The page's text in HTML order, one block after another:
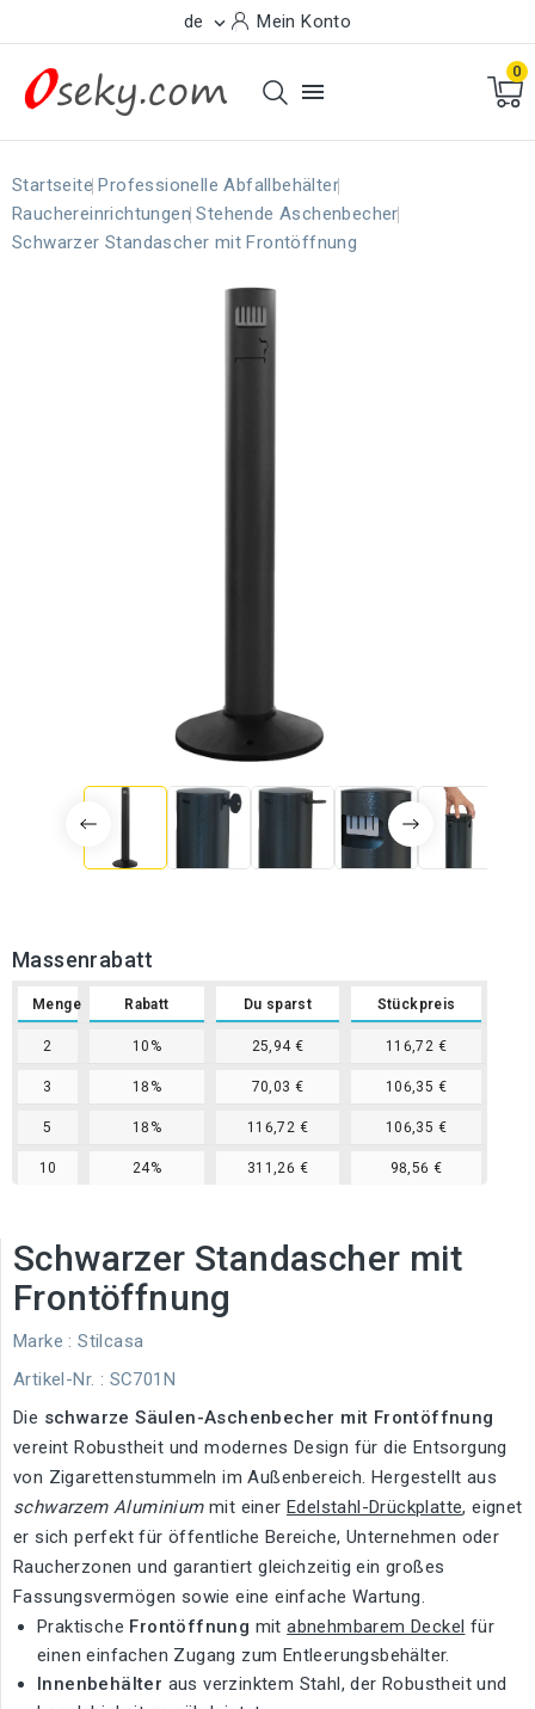
de  Mein Konto

0
Startseite Professionelle Abfallbehälter
Rauchereinrichtungen Stehende Aschenbecher
Schwarzer Standascher mit Frontöffnung
Massenrabatt
Menge Rabatt Du sparst Stückpreis
2 10% 25,94 € 116,72 €
3 18% 70,03 € 106,35 €
5 18% 116,72 € 106,35 €
10 24% 311,26 € 98,56 €
Schwarzer Standascher mit
Frontöffnung
Marke : Stilcasa
Artikel-Nr. : SC701N
Die schwarze Säulen-Aschenbecher mit Frontöffnung
vereint Robustheit und modernes Design für die Entsorgung
von Zigarettenstummeln im Außenbereich. Hergestellt aus
schwarzem Aluminiummit einerEdelstahl-Drückplatte, eignet
er sich perfekt für öffentliche Bereiche, Unternehmen oder
Raucherzonen und garantiert gleichzeitig ein großes
Fassungsvermögen sowie eine einfache Wartung.
Praktische Frontöffnung mitabnehmbarem Deckel für
einen einfachen Zugang zum Entleerungsbehälter.
Innenbehälter aus verzinktem Stahl, der Robustheit und